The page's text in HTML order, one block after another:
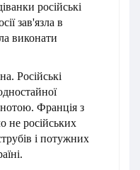
російські
зав'язла в
виконати
Російські
Франція з
не російських
і потужних